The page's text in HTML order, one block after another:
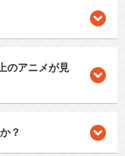
のアニメが見
？